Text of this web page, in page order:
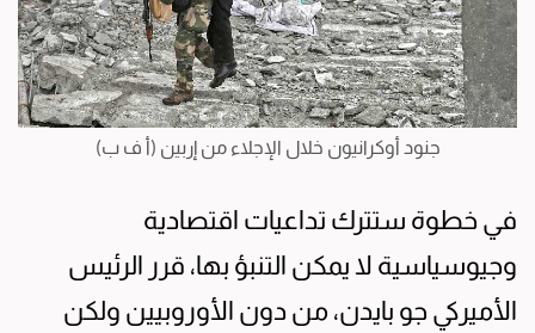
جنود أوكرانيون خلال الإجلاء من إربين (أ ف ب)
في خطوة ستترك تداعيات اقتصادية
وجيوسياسية لا يمكن التنبؤ بها، قرر الرئيس
الأميركي جو بايدن، من دون الأوروبيين ولكن